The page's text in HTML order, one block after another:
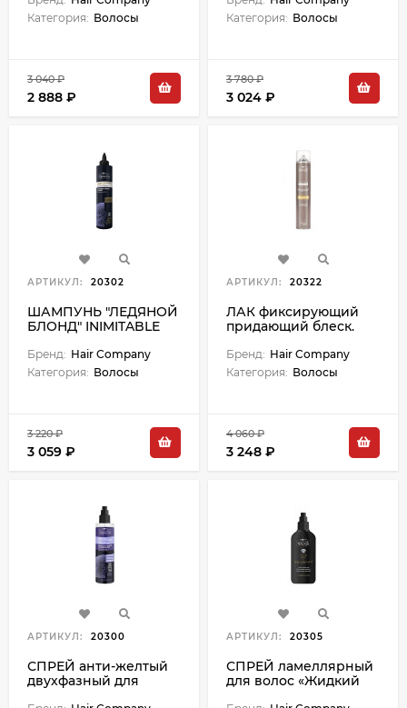
Категория: Волосы
3 040 ₽
2 888 ₽
Категория: Волосы
3 780 ₽
3 024 ₽
АРТИКУЛ: 20302
ШАМПУНЬ "ЛЕДЯНОЙ
БЛОНД" INIMITABLE
Бренд: Hair Company
Категория: Волосы
3 220 ₽
3 059 ₽
АРТИКУЛ: 20322
ЛАК фиксирующий
придающий блеск.
"Illuminating Medium
Spray" - 500 мл
Бренд: Hair Company
Категория: Волосы
4 060 ₽
3 248 ₽
АРТИКУЛ: 20300
СПРЕЙ анти-желтый
двухфазный для
АРТИКУЛ: 20305
СПРЕЙ ламеллярный
для волос «Жидкий